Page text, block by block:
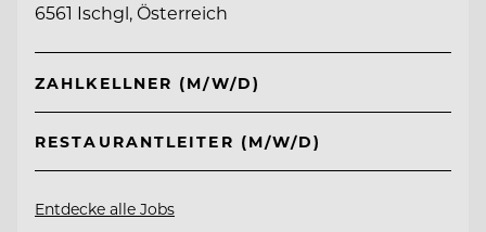
6561 Ischgl, Österreich
ZAHLKELLNER (M/W/D)
RESTAURANTLEITER (M/W/D)
Entdecke alle Jobs